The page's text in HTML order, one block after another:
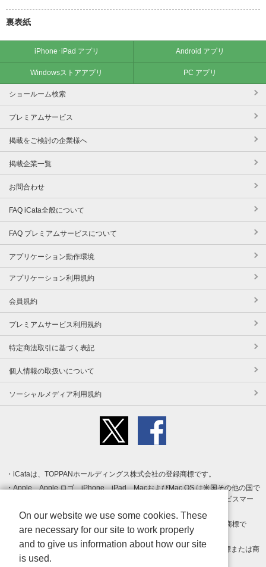
裏表紙
iPhone･iPad アプリ Android アプリ
Windowsストアアプリ PC アプリ
ショールーム検索
プレミアムサービス
掲載をご検討の企業様へ
掲載企業一覧
お問合わせ
FAQ iCata全般について
FAQ プレミアムサービスについて
アプリケーション動作環境
アプリケーション利用規約
会員規約
プレミアムサービス利用規約
特定商法取引に基づく表記
個人情報の取扱いについて
ソーシャルメディア利用規約
iCataは、TOPPANホールディングス株式会社の登録商標です。
Apple、Apple ロゴ、iPhone、iPad、MacおよびMac OS は米国その他の国で
登録された Apple Inc. の商標です。App Store は Apple Inc. のサービスマー
クです。
Android、Google Play および Google Play ロゴ は Google LLC の商標で
す。
Windows は Microsoft Inc.の米国およびその他の国における登録商標または商
標です。
On our website we use some cookies. These
are necessary for our site to work properly
and to give us information about how our site
is used.